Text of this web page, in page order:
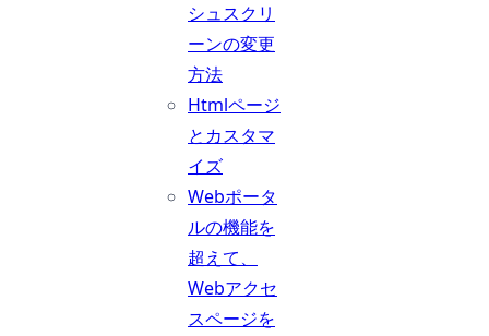
シュスクリ
ーンの変更
方法
Htmlページ
とカスタマ
イズ
Webポータ
ルの機能を
超えて、
Webアクセ
スページを